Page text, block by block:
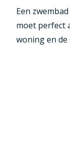
Een
moet perfect
woning en de